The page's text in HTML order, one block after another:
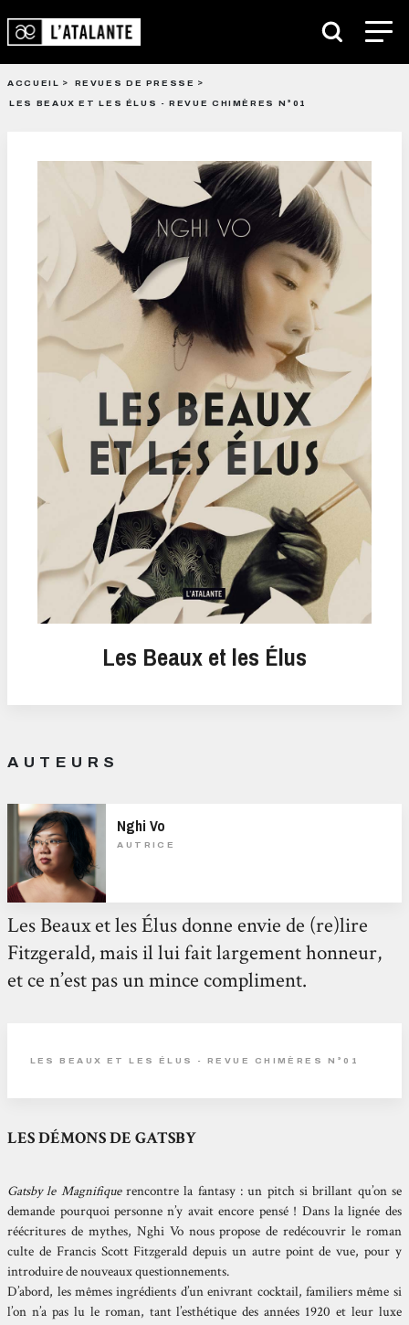
ACCUEIL
REVUES DE PRESSE
LES BEAUX ET LES ÉLUS - REVUE CHIMÈRES N°01
Les Beaux et les Élus
AUTEURS
Nghi Vo
AUTRICE
Les Beaux et les Élus donne envie de (re)lire
Fitzgerald, mais il lui fait largement honneur,
et ce n’est pas un mince compliment.
LES BEAUX ET LES ÉLUS - REVUE CHIMÈRES N°01
LES DÉMONS DE GATSBY
Gatsby le Magnifiquerencontre la fantasy : un pitch si brillant qu’on se
demande pourquoi personne n’y avait encore pensé ! Dans la lignée des
réécritures de mythes, Nghi Vo nous propose de redécouvrir le roman
culte de Francis Scott Fitzgerald depuis un autre point de vue, pour y
introduire de nouveaux questionnements.
D’abord, les mêmes ingrédients d’un enivrant cocktail, familiers même si
l’on n’a pas lu le roman, tant l’esthétique des années 1920 et leur luxe